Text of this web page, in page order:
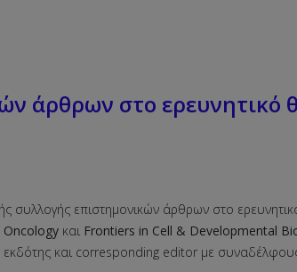
άρθρων στο ερευνητικό
συλλογής επιστημονικών άρθρων στο
Oncology και Frontiers in Cell & Developmental
και corresponding editor με